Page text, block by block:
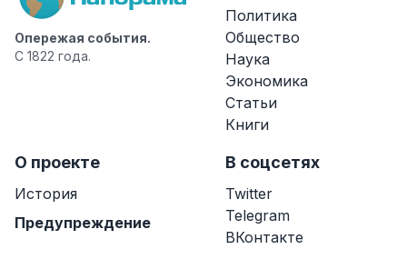
Опережая события.
С 1822 года.
Политика
Общество
Наука
Экономика
Статьи
Книги
О проекте
История
Предупреждение
В соцсетях
Twitter
Telegram
ВКонтакте